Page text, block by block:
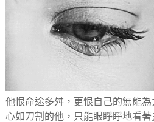
他恨命途多舛，更恨自己的無能為
心如刀割的他，只能眼睜睜地看